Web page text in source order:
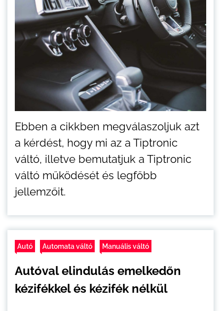
Ebben a cikkben megválaszoljuk azt
a kérdést, hogy mi az a Tiptronic
váltó, illetve bemutatjuk a Tiptronic
váltó működését és legfőbb
jellemzőit.
Autó Automata váltó Manuális váltó
Autóval elindulás emelkedőn
kézifékkel és kézifék nélkül